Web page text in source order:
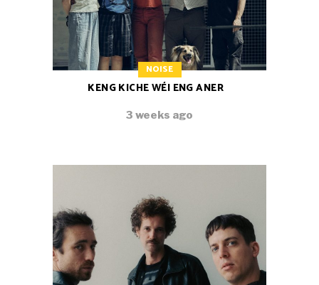
NOISE
KENG KICHE WÉI ENG ANER
3 weeks ago